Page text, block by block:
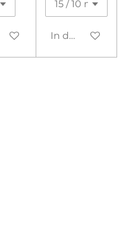
WarenkorbIn den